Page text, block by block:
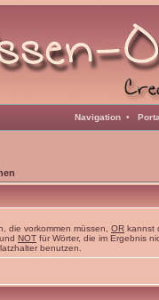
Navigation •
die vorkommen müssen, OR kannst
NOT für Wörter, die im Ergebnis
benutzen.